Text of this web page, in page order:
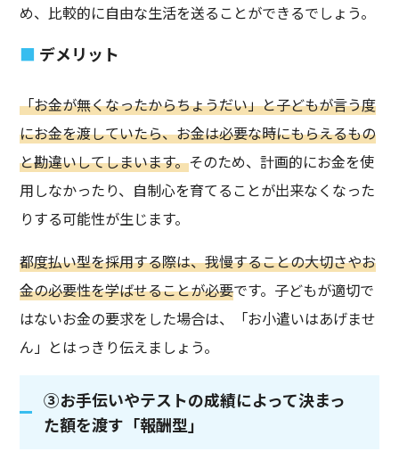
め、比較的に自由な生活を送ることができるでしょう。
デメリット
「お金が無くなったからちょうだい」と子どもが言う度
にお金を渡していたら、お金は必要な時にもらえるもの
と勘違いしてしまいます。そのため、計画的にお金を使
用しなかったり、自制心を育てることが出来なくなった
りする可能性が生じます。
都度払い型を採用する際は、我慢することの大切さやお
金の必要性を学ばせることが必要です。子どもが適切で
はないお金の要求をした場合は、「お小遣いはあげませ
ん」とはっきり伝えましょう。
③お手伝いやテストの成績によって決まっ
た額を渡す「報酬型」